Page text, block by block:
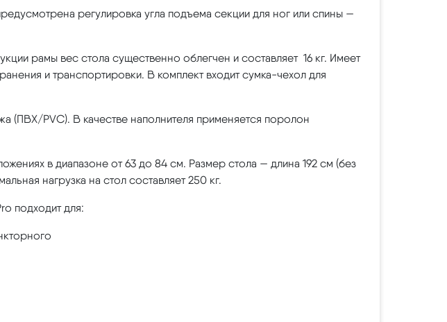
регулировка угла подъема секции для ног или спины —
рамы вес стола существенно облегчен и составляет 16 кг. Имеет
и транспортировки. В комплект входит сумка-чехол для
(ПВХ/PVC). В качестве наполнителя применяется поролон
в диапазоне от 63 до 84 см. Размер стола — длина 192 см (без
нагрузка на стол составляет 250 кг.
подходит для: